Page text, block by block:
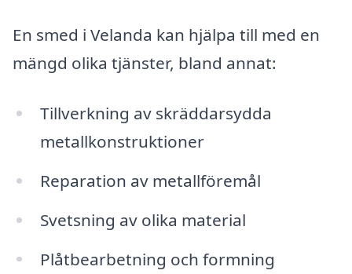
En smed i Velanda kan hjälpa till med en
mängd olika tjänster, bland annat:
Tillverkning av skräddarsydda
metallkonstruktioner
Reparation av metallföremål
Svetsning av olika material
Plåtbearbetning och formning